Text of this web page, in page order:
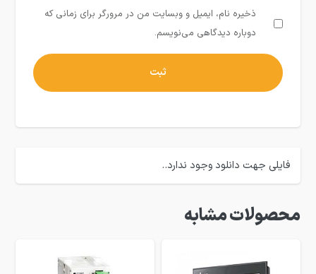
ذخیره نام، ایمیل و وبسایت من در مرورگر برای زمانی که
دوباره دیدگاهی می‌نویسم.
فایلی جهت دانلود وجود ندارد..
محصولات مشابه